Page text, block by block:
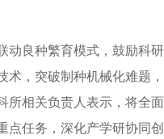
动良种繁育模式，鼓励科研
术，突破制种机械化难题，
所相关负责人表示，将全面
点任务，深化产学研协同创